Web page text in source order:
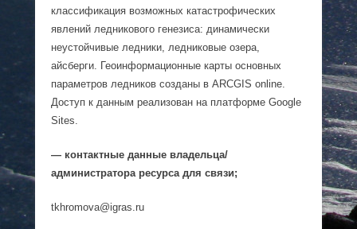
классификация возможных катастрофических
явлений ледникового генезиса: динамически
неустойчивые ледники, ледниковые озера,
айсберги. Геоинформационные карты основных
параметров ледников созданы в ARCGIS online.
Доступ к данным реализован на платформе Google
Sites.
— контактные данные владельца/
администратора ресурса для связи;
tkhromova@igras.ru